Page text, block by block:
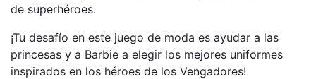
de superhéroes.
¡Tu desafío en este juego de moda es ayudar a las
princesas y a Barbie a elegir los mejores uniformes
inspirados en los héroes de los Vengadores!